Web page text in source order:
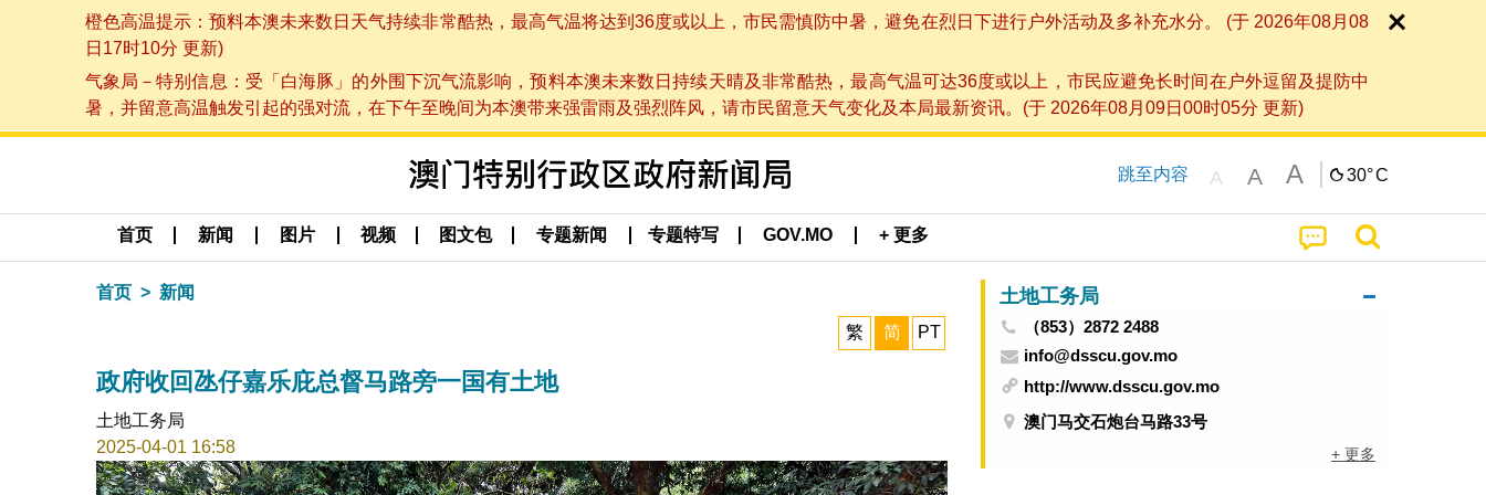
橙色高温提示：预料本澳未来数日天气持续非常酷热，最高气温将达到36度或以上，市民需慎防中暑，避免在烈日下进行户外活动及多补充水分。 (于 2026年08月08
日17时10分 更新)
气象局－特别信息：受「白海豚」的外围下沉气流影响，预料本澳未来数日持续天晴及非常酷热，最高气温可达36度或以上，市民应避免长时间在户外逗留及提防中
暑，并留意高温触发引起的强对流，在下午至晚间为本澳带来强雷雨及强烈阵风，请市民留意天气变化及本局最新资讯。(于 2026年08月09日00时05分 更新)
跳至内容 A A A 30°C
首页 新闻 图片 视频 图文包 专题新闻 专题特写 GOV.MO + 更多
首页 新闻
繁 简 PT
政府收回氹仔嘉乐庇总督马路旁一国有土地
土地工务局
2025-04-01 16:58
土地工务局
（853）2872 2488
info@dsscu.gov.mo
http://www.dsscu.gov.mo
澳门马交石炮台马路33号
+ 更多